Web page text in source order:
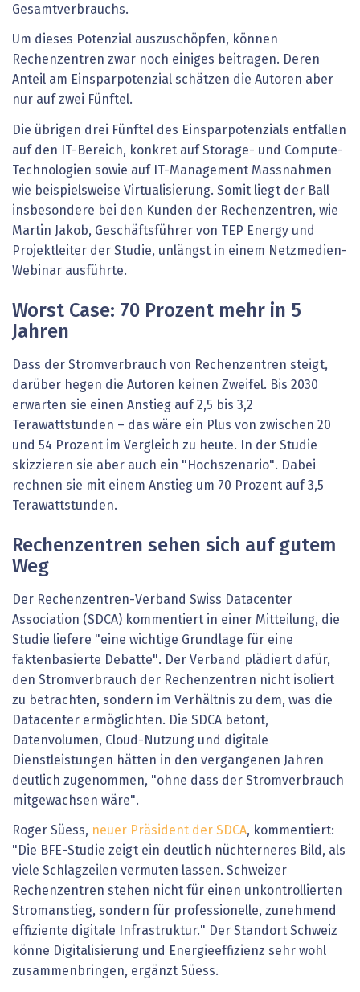
Gesamtverbrauchs.
Um dieses Potenzial auszuschöpfen, können
Rechenzentren zwar noch einiges beitragen. Deren
Anteil am Einsparpotenzial schätzen die Autoren aber
nur auf zwei Fünftel.
Die übrigen drei Fünftel des Einsparpotenzials entfallen
auf den IT-Bereich, konkret auf Storage- und Compute-
Technologien sowie auf IT-Management Massnahmen
wie beispielsweise Virtualisierung. Somit liegt der Ball
insbesondere bei den Kunden der Rechenzentren, wie
Martin Jakob, Geschäftsführer von TEP Energy und
Projektleiter der Studie, unlängst in einem Netzmedien-
Webinar ausführte.
Worst Case: 70 Prozent mehr in 5
Jahren
Dass der Stromverbrauch von Rechenzentren steigt,
darüber hegen die Autoren keinen Zweifel. Bis 2030
erwarten sie einen Anstieg auf 2,5 bis 3,2
Terawattstunden – das wäre ein Plus von zwischen 20
und 54 Prozent im Vergleich zu heute. In der Studie
skizzieren sie aber auch ein "Hochszenario". Dabei
rechnen sie mit einem Anstieg um 70 Prozent auf 3,5
Terawattstunden.
Rechenzentren sehen sich auf gutem
Weg
Der Rechenzentren-Verband Swiss Datacenter
Association (SDCA) kommentiert in einer Mitteilung, die
Studie liefere "eine wichtige Grundlage für eine
faktenbasierte Debatte". Der Verband plädiert dafür,
den Stromverbrauch der Rechenzentren nicht isoliert
zu betrachten, sondern im Verhältnis zu dem, was die
Datacenter ermöglichten. Die SDCA betont,
Datenvolumen, Cloud-Nutzung und digitale
Dienstleistungen hätten in den vergangenen Jahren
deutlich zugenommen, "ohne dass der Stromverbrauch
mitgewachsen wäre".
Roger Süess, neuer Präsident der SDCA, kommentiert:
"Die BFE-Studie zeigt ein deutlich nüchterneres Bild, als
viele Schlagzeilen vermuten lassen. Schweizer
Rechenzentren stehen nicht für einen unkontrollierten
Stromanstieg, sondern für professionelle, zunehmend
effiziente digitale Infrastruktur." Der Standort Schweiz
könne Digitalisierung und Energieeffizienz sehr wohl
zusammenbringen, ergänzt Süess.